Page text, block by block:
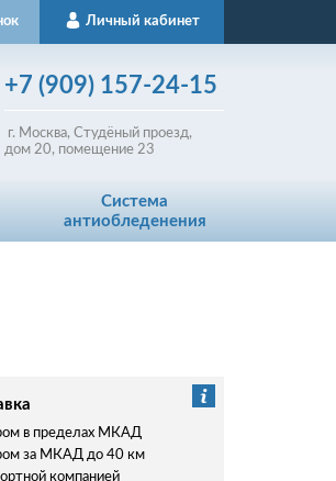
Личный кабинет
+7 (909) 157-24-15
г. Москва, Студёный проезд,
дом 20, помещение 23
Система
антиобледенения
в пределах МКАД
за МКАД до 40 км
компанией